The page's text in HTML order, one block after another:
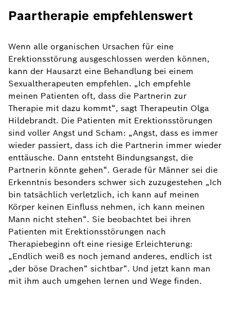
Paartherapie empfehlenswert
Wenn alle organischen Ursachen für eine
Erektionsstörung ausgeschlossen werden können,
kann der Hausarzt eine Behandlung bei einem
Sexualtherapeuten empfehlen. „Ich empfehle
meinen Patienten oft, dass die Partnerin zur
Therapie mit dazu kommt“, sagt Therapeutin Olga
Hildebrandt. Die Patienten mit Erektionsstörungen
sind voller Angst und Scham: „Angst, dass es immer
wieder passiert, dass ich die Partnerin immer wieder
enttäusche. Dann entsteht Bindungsangst, die
Partnerin könnte gehen“. Gerade für Männer sei die
Erkenntnis besonders schwer sich zuzugestehen „Ich
bin tatsächlich verletzlich, ich kann auf meinen
Körper keinen Einfluss nehmen, ich kann meinen
Mann nicht stehen“. Sie beobachtet bei ihren
Patienten mit Erektionsstörungen nach
Therapiebeginn oft eine riesige Erleichterung:
„Endlich weiß es noch jemand anderes, endlich ist
„der böse Drachen“ sichtbar“. Und jetzt kann man
mit ihm auch umgehen lernen und Wege finden.